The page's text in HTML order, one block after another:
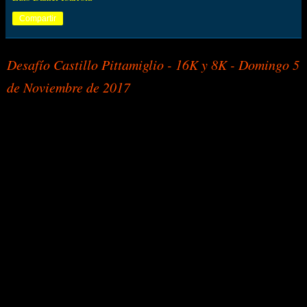
Compartir
Desafío Castillo Pittamiglio - 16K y 8K - Domingo 5
de Noviembre de 2017